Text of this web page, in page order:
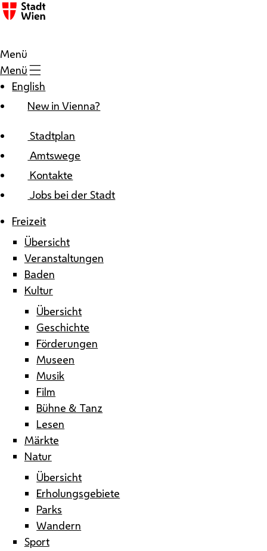
Zum Inhalt
Menü
Menü
English
New in Vienna?
Stadtplan
Amtswege
Kontakte
Jobs bei der Stadt
Freizeit
Übersicht
Veranstaltungen
Baden
Kultur
Übersicht
Geschichte
Förderungen
Museen
Musik
Film
Bühne & Tanz
Lesen
Märkte
Natur
Übersicht
Erholungsgebiete
Parks
Wandern
Sport